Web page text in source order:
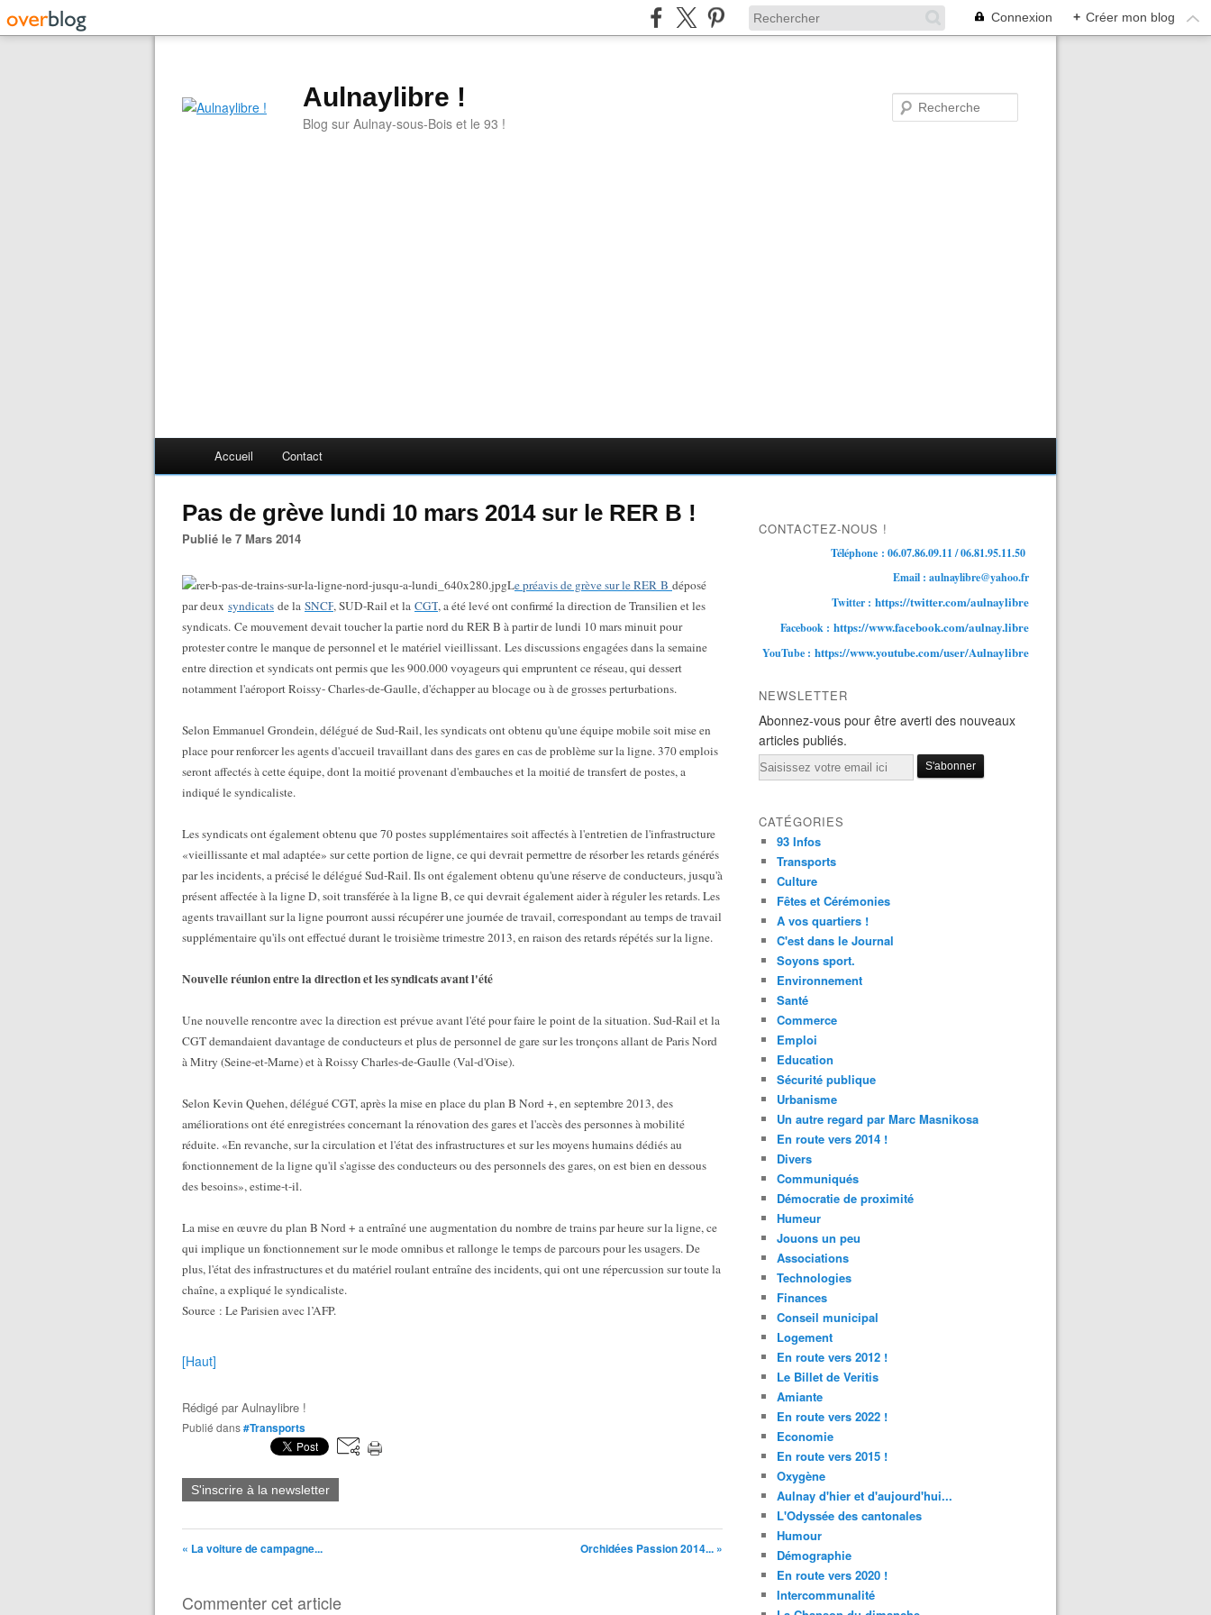
Connexion + Créer mon blog
Aulnaylibre !
Blog sur Aulnay-sous-Bois et le 93 !
Accueil Contact
Pas de grève lundi 10 mars 2014 sur le RER B !
Publié le 7 Mars 2014
Le préavis de grève sur le RER B déposé
par deux syndicats de la SNCF, SUD-Rail et la CGT, a été levé ont confirmé la direction de Transilien et les
syndicats. Ce mouvement devait toucher la partie nord du RER B à partir de lundi 10 mars minuit pour
protester contre le manque de personnel et le matériel vieillissant. Les discussions engagées dans la semaine
entre direction et syndicats ont permis que les 900.000 voyageurs qui empruntent ce réseau, qui dessert
notamment l'aéroport Roissy- Charles-de-Gaulle, d'échapper au blocage ou à de grosses perturbations.
Selon Emmanuel Grondein, délégué de Sud-Rail, les syndicats ont obtenu qu'une équipe mobile soit mise en
place pour renforcer les agents d'accueil travaillant dans des gares en cas de problème sur la ligne. 370 emplois
seront affectés à cette équipe, dont la moitié provenant d'embauches et la moitié de transfert de postes, a
indiqué le syndicaliste.
Les syndicats ont également obtenu que 70 postes supplémentaires soit affectés à l'entretien de l'infrastructure
«vieillissante et mal adaptée» sur cette portion de ligne, ce qui devrait permettre de résorber les retards générés
par les incidents, a précisé le délégué Sud-Rail. Ils ont également obtenu qu'une réserve de conducteurs, jusqu'à
présent affectée à la ligne D, soit transférée à la ligne B, ce qui devrait également aider à réguler les retards. Les
agents travaillant sur la ligne pourront aussi récupérer une journée de travail, correspondant au temps de travail
supplémentaire qu'ils ont effectué durant le troisième trimestre 2013, en raison des retards répétés sur la ligne.
Nouvelle réunion entre la direction et les syndicats avant l'été
Une nouvelle rencontre avec la direction est prévue avant l'été pour faire le point de la situation. Sud-Rail et la
CGT demandaient davantage de conducteurs et plus de personnel de gare sur les tronçons allant de Paris Nord
à Mitry (Seine-et-Marne) et à Roissy Charles-de-Gaulle (Val-d'Oise).
Selon Kevin Quehen, délégué CGT, après la mise en place du plan B Nord +, en septembre 2013, des
améliorations ont été enregistrées concernant la rénovation des gares et l'accès des personnes à mobilité
réduite. «En revanche, sur la circulation et l'état des infrastructures et sur les moyens humains dédiés au
fonctionnement de la ligne qu'il s'agisse des conducteurs ou des personnels des gares, on est bien en dessous
des besoins», estime-t-il.
La mise en œuvre du plan B Nord + a entraîné une augmentation du nombre de trains par heure sur la ligne, ce
qui implique un fonctionnement sur le mode omnibus et rallonge le temps de parcours pour les usagers. De
plus, l'état des infrastructures et du matériel roulant entraîne des incidents, qui ont une répercussion sur toute la
chaîne, a expliqué le syndicaliste.
Source : Le Parisien avec l’AFP.
[Haut]
Rédigé parAulnaylibre !
Publié dans#Transports
S'inscrire à la newsletter
« La voiture de campagne... Orchidées Passion 2014... »
Commenter cet article
CONTACTEZ-NOUS !
Téléphone : 06.07.86.09.11 / 06.81.95.11.50
Email : aulnaylibre@yahoo.fr
Twitter : https://twitter.com/aulnaylibre
Facebook : https://www.facebook.com/aulnay.libre
YouTube : https://www.youtube.com/user/Aulnaylibre
NEWSLETTER
Abonnez-vous pour être averti des nouveaux
articles publiés.
Email
CATÉGORIES
93 Infos
Transports
Culture
Fêtes et Cérémonies
A vos quartiers !
C'est dans le Journal
Soyons sport.
Environnement
Santé
Commerce
Emploi
Education
Sécurité publique
Urbanisme
Un autre regard par Marc Masnikosa
En route vers 2014 !
Divers
Communiqués
Démocratie de proximité
Humeur
Jouons un peu
Associations
Technologies
Finances
Conseil municipal
Logement
En route vers 2012 !
Le Billet de Veritis
Amiante
En route vers 2022 !
Economie
En route vers 2015 !
Oxygène
Aulnay d'hier et d'aujourd'hui...
L'Odyssée des cantonales
Humour
Démographie
En route vers 2020 !
Intercommunalité